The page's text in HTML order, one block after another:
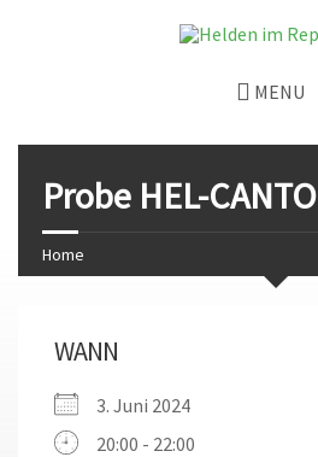
MENU
Probe HEL-CANTO
Home
WANN
3. Juni 2024
20:00 - 22:00